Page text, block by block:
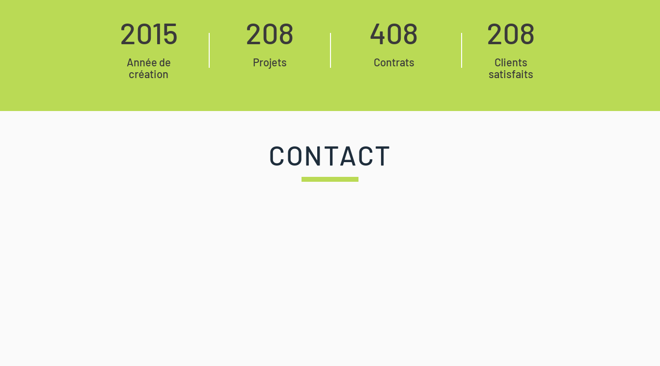
2015
Année de
création
208
Projets
408
Contrats
208
Clients
satisfaits
CONTACT